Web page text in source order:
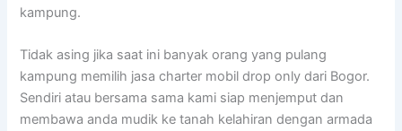
kampung.
Tidak asing jika saat ini banyak orang yang pulang
kampung memilih jasa charter mobil drop only dari Bogor.
Sendiri atau bersama sama kami siap menjemput dan
membawa anda mudik ke tanah kelahiran dengan armada